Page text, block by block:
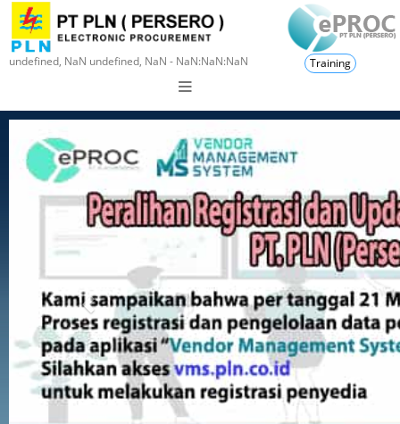
undefined, NaN undefined, NaN - NaN:NaN:NaN Training